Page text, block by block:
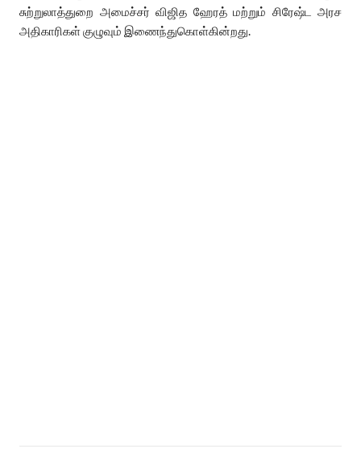
சுற்றுலாத்துறை அமைச்சர் விஜித ஹேரத் மற்றும் சிரேஷ்ட அரச
அதிகாரிகள் குழுவும் இணைந்துகொள்கின்றது.